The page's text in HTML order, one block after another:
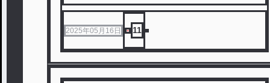
2025年05月16日 11